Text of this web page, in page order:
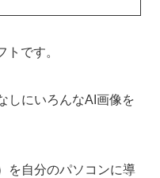
です。
しにいろんなAI画像を
を自分のパソコンに導